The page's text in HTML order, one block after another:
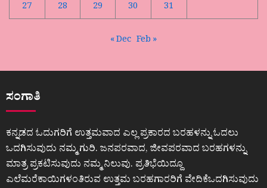
27
28 29 30 31
« Dec Feb »
ಸಂಗಾತಿ
ಕನ್ನಡದ ಓದುಗರಿಗೆ ಉತ್ತಮವಾದ ಎಲ್ಲ ಪ್ರಕಾರದ ಬರಹಳನ್ನು ಓದಲು
ಒದಗಿಸುವುದು ನಮ್ಮ ಗುರಿ. ಜನಪರವಾದ, ಜೀವಪರವಾದ ಬರಹಗಳನ್ನು
ಮಾತ್ರ ಪ್ರಕಟಿಸುವುದು ನಮ್ಮ ನಿಲುವು. ಪ್ರತಿಭೆಯಿದ್ದೂ
ಎಲೆಮರೆಕಾಯಿಗಳಂತಿರುವ ಉತ್ತಮ ಬರಹಗಾರರಿಗೆ ವೇದಿಕೆಒದಗಿಸುವುದು